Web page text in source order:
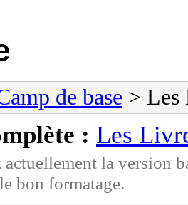
de base > Les
: Les
actuellement la version
bon formatage.